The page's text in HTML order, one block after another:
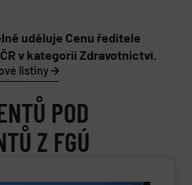
uděluje Cenu ředitele
v kategorii Zdravotnictví.
listiny
POD
Z FGÚ